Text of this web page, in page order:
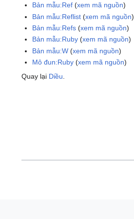
Bản mẫu:Ref (xem mã nguồn)
Bản mẫu:Reflist (xem mã nguồn)
Bản mẫu:Refs (xem mã nguồn)
Bản mẫu:Ruby (xem mã nguồn)
Bản mẫu:W (xem mã nguồn)
Mô đun:Ruby (xem mã nguồn)
Quay lại Diều